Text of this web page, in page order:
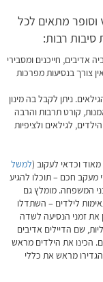
וסופר מתאים לכל
סיבות רבות:
אדיבים, חייכנים ומסבירי
צורך בנסיעות מפרכות
ניתן לקבל בה מינון
קורט תרבות והרבה
לגילאים ולציפיות
וכדאי לעקוב (למשל
מעקב חכם – תוכלו להגיע
המשפחה. מומלץ גם
לילדים – השתדלו
זמני הנסיעה לשדה
שם הדיילים אדיבים
הכינו את הילדים מראש
מראש את כללי